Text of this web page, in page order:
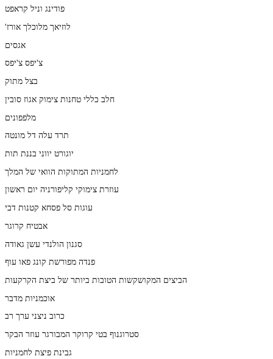
פודינג וניל קראפט
'לוזיאך מלוכלך אורז
אגסים
צ'יפס צ'יפס
בצל מתוק
חלב כללי טחנות צימוק אגוז סובין
מלפפונים
תרד עלה דל מונטה
יוגורט יווני בננת תות
לחמניות המתוקות הוואי של המלך
עוזרת צימוקי קליפורניה יום ראשון
עוגות סל פסחא קטנות דבי
אבטיח קרוגר
סגנון הולנדי עשן גאודה
פנדה מפורשת קונג פאו עוף
הביצים המקושקשות הטובות ביותר של ביצת הקרקעות
אוכמניות מדבר
כרוב ניצני ערך רב
סטרוגנוף בטי קרוקר המבורגר עוזר הבקר
גבינת פיצת לחמניות